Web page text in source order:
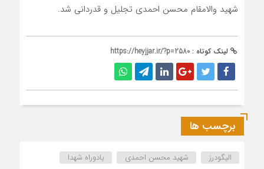
شهید والامقام محسن احمدی تجلیل و قدردانی شد.
لینک کوتاه : https://heyjjar.ir/?p=2580
برچسب ها
الیگودرز شهید محسن احمدی یادوراه شهدا